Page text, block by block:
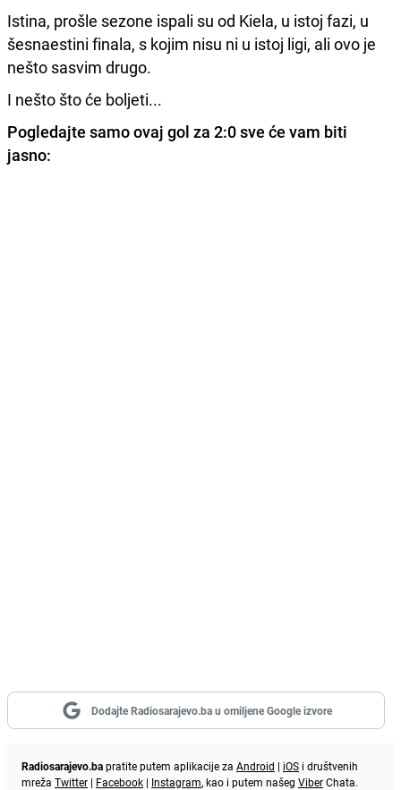
Istina, prošle sezone ispali su od Kiela, u istoj fazi, u
šesnaestini finala, s kojim nisu ni u istoj ligi, ali ovo je
nešto sasvim drugo.
I nešto što će boljeti...
Pogledajte samo ovaj gol za 2:0 sve će vam biti
jasno:
Dodajte Radiosarajevo.ba u omiljene Google izvore
Radiosarajevo.bapratite putem aplikacije za Android | iOS i društvenih
mreža Twitter | Facebook | Instagram, kao i putem našeg ViberChata.